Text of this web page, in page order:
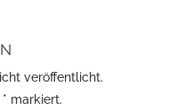
veröffentlicht.
* markiert.